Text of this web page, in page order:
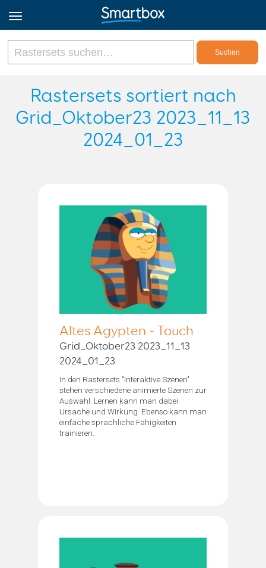
Online Grids
Anmeldung
Rastersets sortiert nach
Grid_Oktober23 2023_11_13
2024_01_23
Altes Ägypten - Touch
Grid_Oktober23 2023_11_13
2024_01_23
In den Rastersets "Interaktive Szenen"
stehen verschiedene animierte Szenen zur
Auswahl. Lernen kann man dabei
Ursache und Wirkung. Ebenso kann man
einfache sprachliche Fähigkeiten
trainieren.